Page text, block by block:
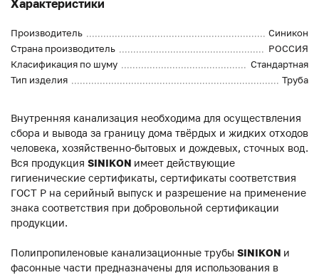
Характеристики
Производитель
Синикон
Страна производитель
РОССИЯ
Класификация по шуму
Стандартная
Тип изделия
Труба
Внутренняя канализация необходима для осуществления
сбора и вывода за границу дома твёрдых и жидких отходов
человека, хозяйственно-бытовых и дождевых, сточных вод.
Вся продукция SINIKON имеет действующие
гигиенические сертификаты, сертификаты соответствия
ГОСТ Р на серийный выпуск и разрешение на применение
знака соответствия при добровольной сертификации
продукции.
Полипропиленовые канализационные трубы SINIKON и
фасонные части предназначены для использования в